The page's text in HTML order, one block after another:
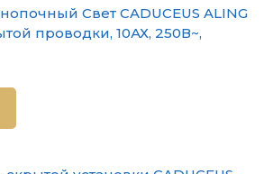
Свет CADUCEUS ALING
проводки, 10АХ, 250В~,